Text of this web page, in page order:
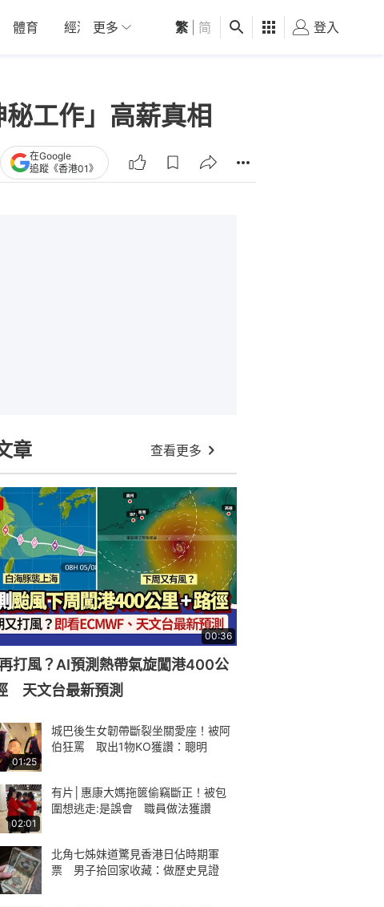
體育 經濟 01深圳 觀點 健康 好食玩飛
更多 繁 简 登入
工作」高薪真相
在Google
追蹤《香港01》
章 查看更多
00:36
打風？AI預測熱帶氣旋闖港400公
天文台最新預測
01:25
城巴後生女韌帶斷裂坐關愛座！被阿
伯狂罵 取出1物KO獲讚：聰明
02:01
有片│惠康大媽拖篋偷竊斷正！被包
圍想逃走:是誤會 職員做法獲讚
北角七姊妹道驚見香港日佔時期軍
票 男子拾回家收藏：做歷史見證